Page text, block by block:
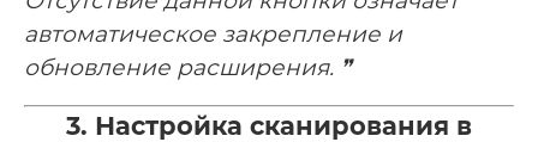
автоматическое закрепление и
обновление расширения. ❞
3. Настройка сканирования в